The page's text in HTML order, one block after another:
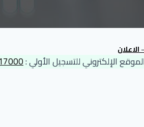
الاعلان
الموقع الإلكتروني للتسجيل الأولي :